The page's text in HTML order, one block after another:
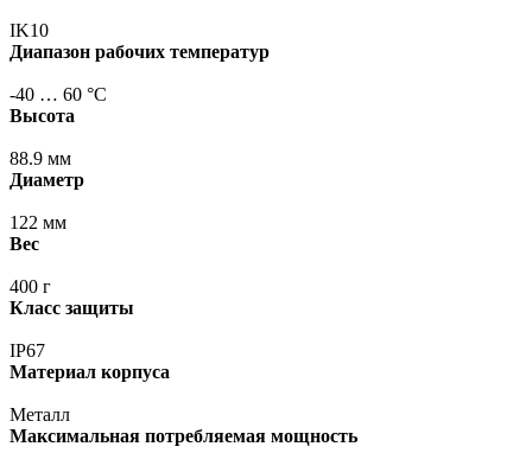
IK10
Диапазон рабочих температур
-40 … 60 °С
Высота
88.9 мм
Диаметр
122 мм
Вес
400 г
Класс защиты
IP67
Материал корпуса
Металл
Максимальная потребляемая мощность